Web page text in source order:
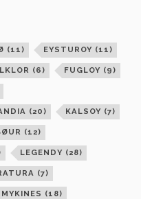
(11) EYSTUROY (11)
(6) FUGLOY (9)
(20) KALSOY (7)
(12)
LEGENDY (28)
(7)
MYKINES (18)